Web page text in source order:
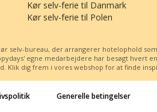
inkluderede 3-retters
(grundet allergi
dette ved bookingen.
Mange gode vandretips!
Kør selv-ferie til Danmark
Kør selv-ferie til Polen
selv-bureau, der arrangerer hotelophold
egne medarbejdere har besøgt hvert
Klik dig frem i vores webshop for at finde
Generelle betingelser